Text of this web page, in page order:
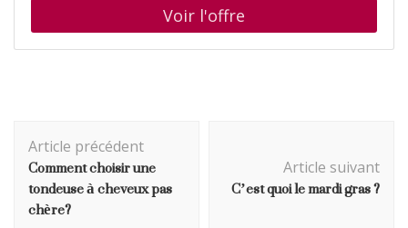
french, ISBN : 2959281322
d'article
Article précédent
Comment choisir une
tondeuse à cheveux pas
chère?
Article suivant
C’est quoi le mardi gras ?